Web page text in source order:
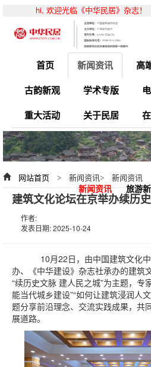
hi, 欢迎光临《中华民居》杂志！
首页 新闻资讯 高
古韵新观
学术专版
重大活动
关于民居
网站首页 > 新闻资讯> 新闻资讯
新闻资讯 旅游
建筑文化论坛在京举办续历
作者:
发表日期: 2025-10-24
10月22日，由中国建筑文化
办、《中华建设》杂志社承办的建筑
“续历史文脉 建人民之城”为主题，专
能当代城乡建设”“如何让建筑浸润人
题分享前沿理念、交流实践成果，共
展道路。